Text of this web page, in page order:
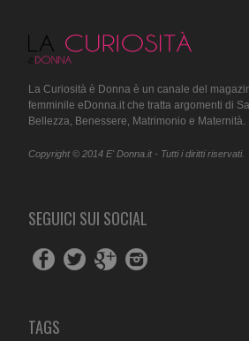
La Curiosità è Donna è un canale del
femminile eDonna.it che tratta argomenti di
Bellezza, Benessere, Matrimonio e Maternità.
Copyright © 2014 E' Donna.it - Tutti i diritti riservati.
SEGUICI SUI SOCIAL
TAGS